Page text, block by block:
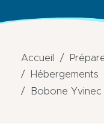
Accueil
Hébergements
Bobone Yvinec